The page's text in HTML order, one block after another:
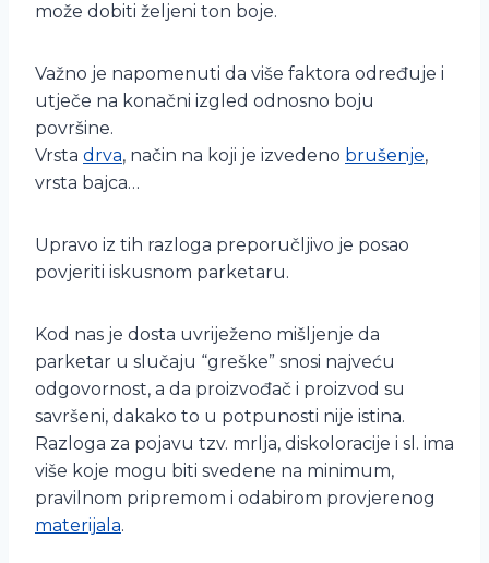
može dobiti željeni ton boje.
Važno je napomenuti da više faktora određuje i
utječe na konačni izgled odnosno boju
površine.
Vrsta drva, način na koji je izvedeno brušenje,
vrsta bajca…
Upravo iz tih razloga preporučljivo je posao
povjeriti iskusnom parketaru.
Kod nas je dosta uvriježeno mišljenje da
parketar u slučaju “greške” snosi najveću
odgovornost, a da proizvođač i proizvod su
savršeni, dakako to u potpunosti nije istina.
Razloga za pojavu tzv. mrlja, diskoloracije i sl. ima
više koje mogu biti svedene na minimum,
pravilnom pripremom i odabirom provjerenog
materijala.